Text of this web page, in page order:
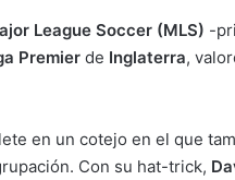
League Soccer (MLS) -
Premier de Inglaterra,
en un cotejo en el que
Con su hat-trick,